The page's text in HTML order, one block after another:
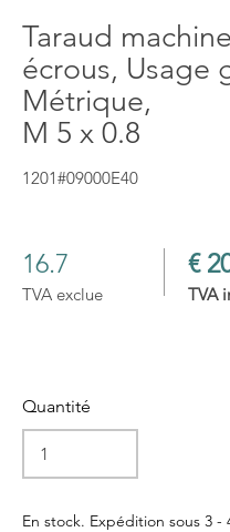
Taraud
écrous, Usage
Métrique,
M 5 x 0.8
1201#09000E40
16.7
TVA exclue
€
TVA
Quantité
En stock. Expédition sous 3 -